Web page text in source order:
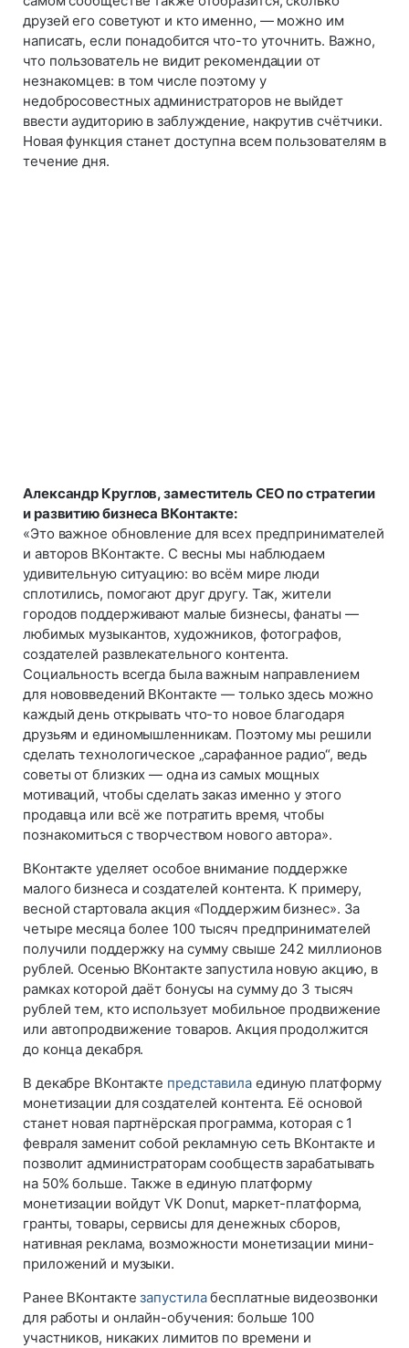
друзей его советуют и кто именно, — можно им
написать, если понадобится что-то уточнить. Важно,
что пользователь не видит рекомендации от
незнакомцев: в том числе поэтому у
недобросовестных администраторов не выйдет
ввести аудиторию в заблуждение, накрутив счётчики.
Новая функция станет доступна всем пользователям в
течение дня.
Александр Круглов, заместитель CEO по стратегии
и развитию бизнеса ВКонтакте:
«Это важное обновление для всех предпринимателей
и авторов ВКонтакте. С весны мы наблюдаем
удивительную ситуацию: во всём мире люди
сплотились, помогают друг другу. Так, жители
городов поддерживают малые бизнесы, фанаты —
любимых музыкантов, художников, фотографов,
создателей развлекательного контента.
Социальность всегда была важным направлением
для нововведений ВКонтакте — только здесь можно
каждый день открывать что-то новое благодаря
друзьям и единомышленникам. Поэтому мы решили
сделать технологическое „сарафанное радио“, ведь
советы от близких — одна из самых мощных
мотиваций, чтобы сделать заказ именно у этого
продавца или всё же потратить время, чтобы
познакомиться с творчеством нового автора».
ВКонтакте уделяет особое внимание поддержке
малого бизнеса и создателей контента. К примеру,
весной стартовала акция «Поддержим бизнес». За
четыре месяца более 100 тысяч предпринимателей
получили поддержку на сумму свыше 242 миллионов
рублей. Осенью ВКонтакте запустила новую акцию, в
рамках которой даёт бонусы на сумму до 3 тысяч
рублей тем, кто использует мобильное продвижение
или автопродвижение товаров. Акция продолжится
до конца декабря.
В декабре ВКонтакте представилаединую платформу
монетизации для создателей контента. Её основой
станет новая партнёрская программа, которая с 1
февраля заменит собой рекламную сеть ВКонтакте и
позволит администраторам сообществ зарабатывать
на 50% больше. Также в единую платформу
монетизации войдут VK Donut, маркет-платформа,
гранты, товары, сервисы для денежных сборов,
нативная реклама, возможности монетизации мини-
приложений и музыки.
Ранее ВКонтактезапустилабесплатные видеозвонки
для работы и онлайн-обучения: больше 100
участников, никаких лимитов по времени и